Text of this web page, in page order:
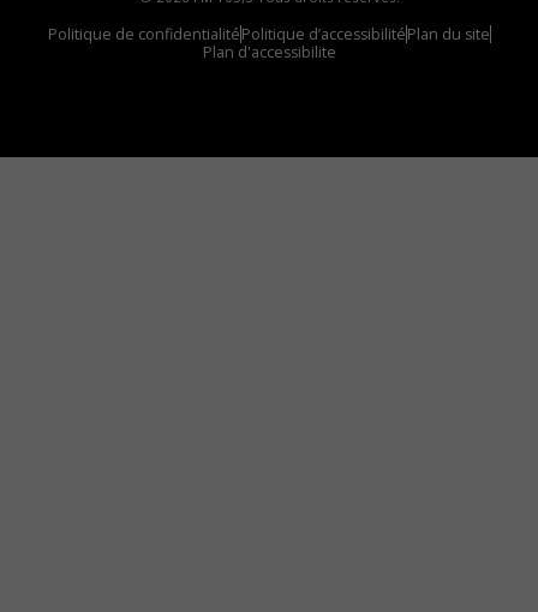
Politique de confidentialitéPolitique d’accessibilitéPlan du site
Plan d'accessibilite